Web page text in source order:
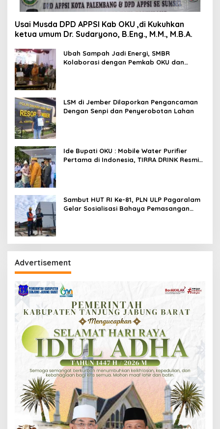
Usai Musda DPD APPSI Kab OKU ,di Kukuhkan
ketua umum Dr. Sudaryono, B.Eng., M.M., M.B.A.
Ubah Sampah Jadi Energi, SMBR
Kolaborasi dengan Pemkab OKU dan
LSM di Jember Dilaporkan Pengancaman
Dengan Senpi dan Penyerobotan Lahan
Ide Bupati OKU : Mobile Water Purifier
Pertama di Indonesia, TIRRA DRINK Resmi
Sambut HUT RI Ke-81, PLN ULP Pagaralam
Gelar Sosialisasi Bahaya Pemasangan
Advertisement